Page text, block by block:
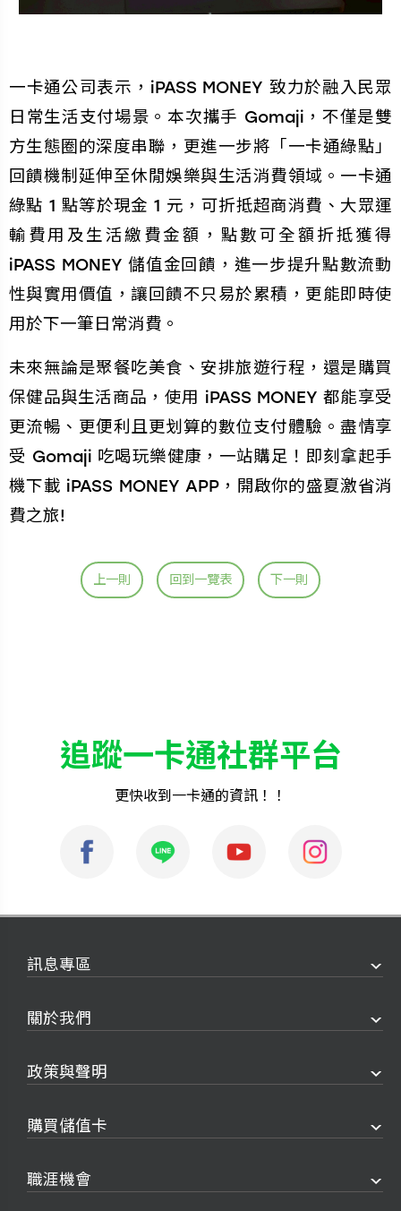
一卡通公司表示，iPASS MONEY 致力於融入民眾
日常生活支付場景。本次攜手 Gomaji，不僅是雙
方生態圈的深度串聯，更進一步將「一卡通綠點」
回饋機制延伸至休閒娛樂與生活消費領域。一卡通
綠點 1 點等於現金 1 元，可折抵超商消費、大眾運
輸費用及生活繳費金額，點數可全額折抵獲得
iPASS MONEY 儲值金回饋，進一步提升點數流動
性與實用價值，讓回饋不只易於累積，更能即時使
用於下一筆日常消費。
未來無論是聚餐吃美食、安排旅遊行程，還是購買
保健品與生活商品，使用 iPASS MONEY 都能享受
更流暢、更便利且更划算的數位支付體驗。盡情享
受 Gomaji 吃喝玩樂健康，一站購足！即刻拿起手
機下載 iPASS MONEY APP，開啟你的盛夏激省消
費之旅!
上一則 回到一覽表 下一則
追蹤一卡通社群平台
更快收到一卡通的資訊！！
訊息專區
關於我們
政策與聲明
購買儲值卡
職涯機會